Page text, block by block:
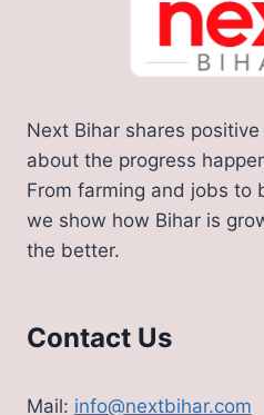
पूरी
भक्तों
की
मनोकामना
Next Bihar shares
about the progress
From farming and jobs to
we show how Bihar is
the better.
Contact Us
Mail: info@nextbihar.com